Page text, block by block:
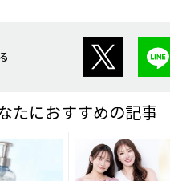
たにおすすめの記事